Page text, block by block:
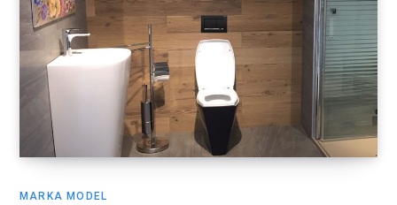
MARKA MODEL